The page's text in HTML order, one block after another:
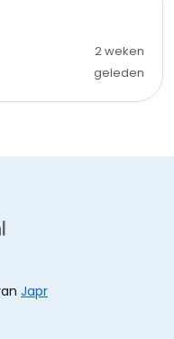
2 weken
geleden
Japr